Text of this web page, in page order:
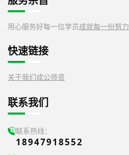
用心服务好每一位学员成就每一份努力
快速链接
关于我们成公师资
联系我们
联系热线：
18947918552